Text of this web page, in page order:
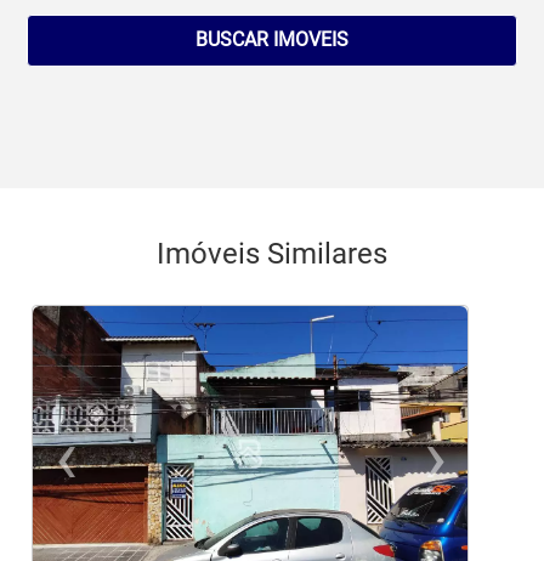
BUSCAR IMOVEIS
Imóveis Similares
‹
Previous
›